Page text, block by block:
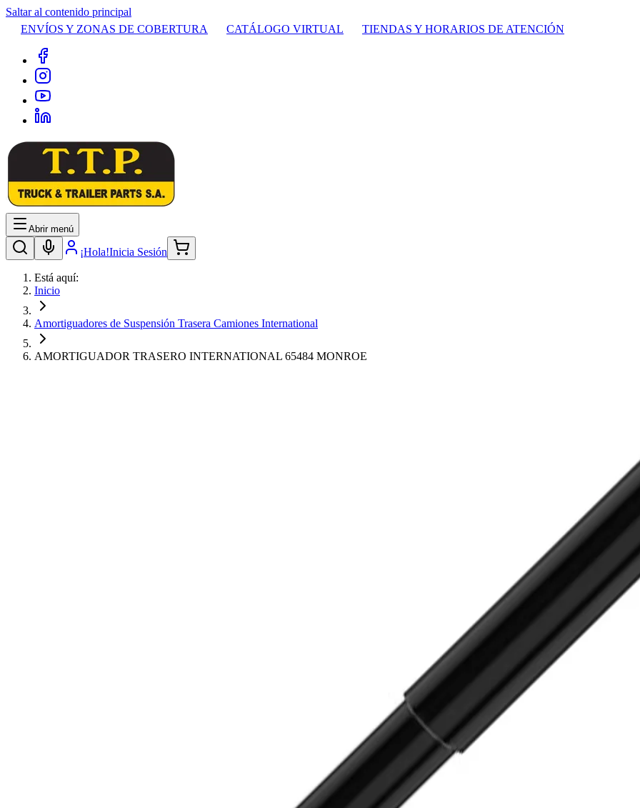
Saltar al contenido principal
ENVÍOS Y ZONAS DE COBERTURA
CATÁLOGO VIRTUAL TIENDAS Y HORARIOS DE ATENCIÓN
Abrir menú
¡Hola!Inicia Sesión
Está aquí:
Inicio
Amortiguadores de Suspensión Trasera Camiones International
AMORTIGUADOR TRASERO INTERNATIONAL 65484 MONROE